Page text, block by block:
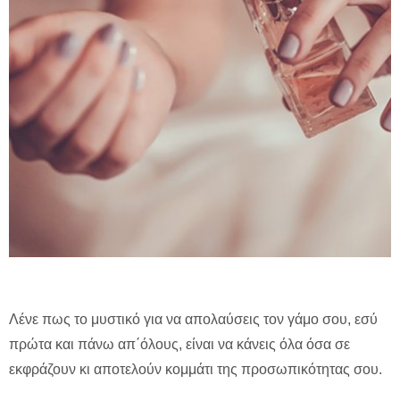
Λένε πως το μυστικό για να απολαύσεις τον γάμο σου, εσύ
πρώτα και πάνω απ΄όλους, είναι να κάνεις όλα όσα σε
εκφράζουν κι αποτελούν κομμάτι της προσωπικότητας σου.